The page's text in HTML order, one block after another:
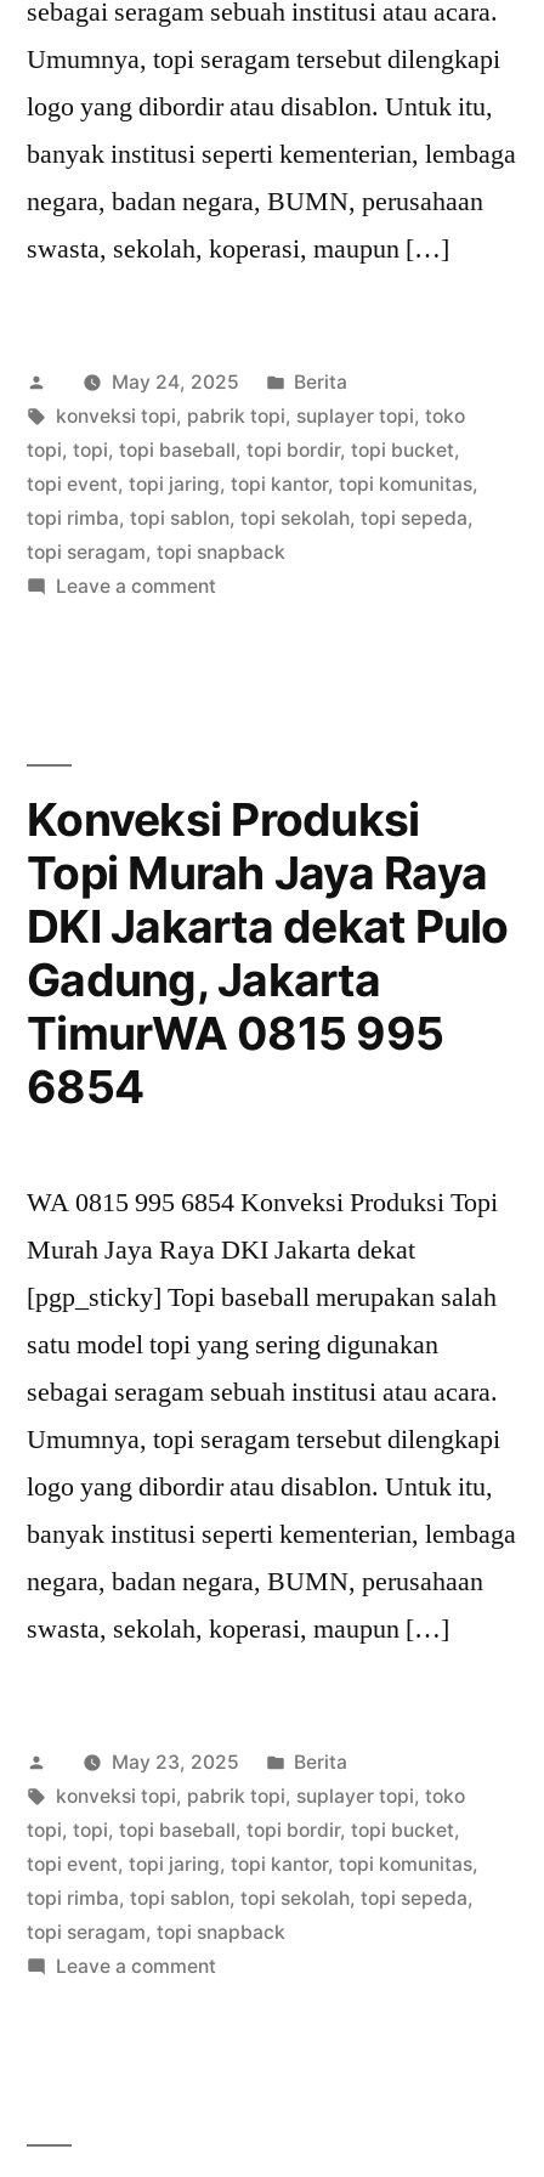
sebagai seragam sebuah institusi atau acara.
Umumnya, topi seragam tersebut dilengkapi
logo yang dibordir atau disablon. Untuk itu,
banyak institusi seperti kementerian, lembaga
negara, badan negara, BUMN, perusahaan
swasta, sekolah, koperasi, maupun […]
Posted
by
May 24, 2025
Posted
in
Berita
Tags:
konveksi topi, pabrik topi, suplayer topi, toko
topi, topi, topi baseball, topi bordir, topi bucket,
topi event, topi jaring, topi kantor, topi komunitas,
topi rimba, topi sablon, topi sekolah, topi sepeda,
topi seragam, topi snapback
Leave a commenton
DKI
Jakarta
dekat
Johar
Baru,
Jakarta
PusatWA
Konveksi Produksi
Topi Murah Jaya Raya
DKI Jakarta dekat Pulo
Gadung, Jakarta
TimurWA 0815 995
6854
WA 0815 995 6854 Konveksi Produksi Topi
Murah Jaya Raya DKI Jakarta dekat
[pgp_sticky] Topi baseball merupakan salah
satu model topi yang sering digunakan
sebagai seragam sebuah institusi atau acara.
Umumnya, topi seragam tersebut dilengkapi
logo yang dibordir atau disablon. Untuk itu,
banyak institusi seperti kementerian, lembaga
negara, badan negara, BUMN, perusahaan
swasta, sekolah, koperasi, maupun […]
Posted
by
May 23, 2025
Posted
in
Berita
Tags:
konveksi topi, pabrik topi, suplayer topi, toko
topi, topi, topi baseball, topi bordir, topi bucket,
topi event, topi jaring, topi kantor, topi komunitas,
topi rimba, topi sablon, topi sekolah, topi sepeda,
topi seragam, topi snapback
Leave a commenton